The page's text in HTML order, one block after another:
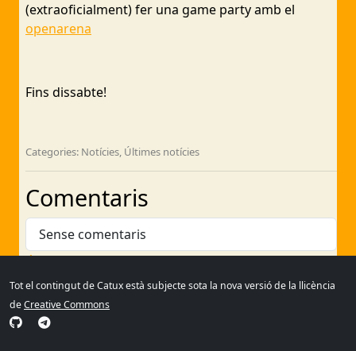
(extraoficialment) fer una game party amb el
openarena
Fins dissabte!
Categories: Notícies, Últimes notícies
Comentaris
Sense comentaris
Arxius
Tot el contingut de Catux està subjecte sota la nova versió de la llicència
deCreative Commons